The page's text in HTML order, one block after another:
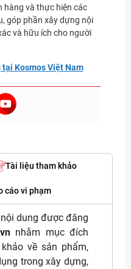
hàng và thực hiện các
góp phần xây dựng nội
và hữu ích cho người
Kosmos Việt Nam
Tài liệu tham khảo
cáo vi phạm
dung được đăng
nhằm mục đích
về sản phẩm,
trong xây dựng,